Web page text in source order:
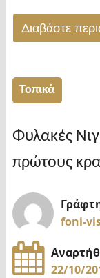
Διαβάστε
σημαντικά
οδοποιίας
Νομό
Το
ένα
αφορά
τη
Τοπικά
Φυλακές
πρώτους
foni-
22/10/